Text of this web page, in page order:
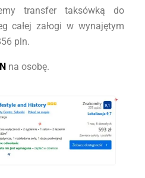
transfer taksówką do
całej załogi w wynajętym
pln.
na osobę.